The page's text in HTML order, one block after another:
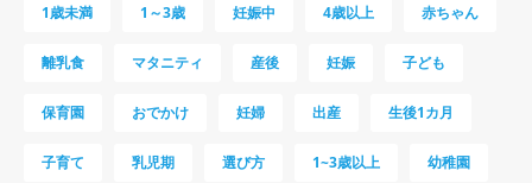
1歳未満 1～3歳 妊娠中 4歳以上 赤ちゃん
離乳食 マタニティ 産後 妊娠 子ども
保育園 おでかけ 妊婦 出産 生後1カ月
子育て 乳児期 選び方 1~3歳以上 幼稚園